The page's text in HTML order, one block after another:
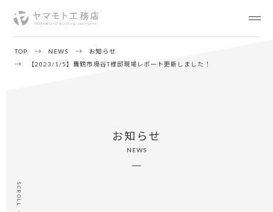
TOP NEWS
お知らせ
【2023/1/5】舞鶴市境谷T様邸現場レポート更新しました！
SCROLL
お知らせ
NEWS